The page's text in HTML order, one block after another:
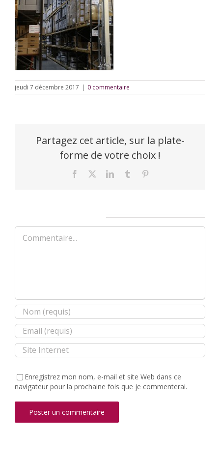
jeudi 7 décembre 2017 | 0 commentaire
Partagez cet article, sur la plate-
forme de votre choix !
Facebook LinkedInTumblr
Commentaire
Enregistrez mon nom, e-mail et site Web dans ce
navigateur pour la prochaine fois que je commenterai.